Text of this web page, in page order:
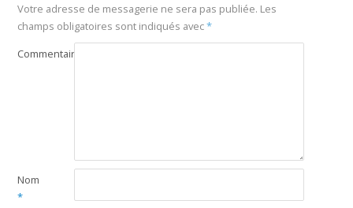
Votre adresse de messagerie ne sera pas publiée. Les
champs obligatoires sont indiqués avec*
Commentaire
Nom
*